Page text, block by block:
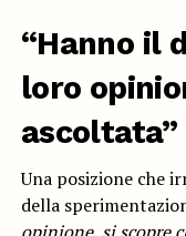
“Hanno il
loro
ascoltata”
Una posizione che
della